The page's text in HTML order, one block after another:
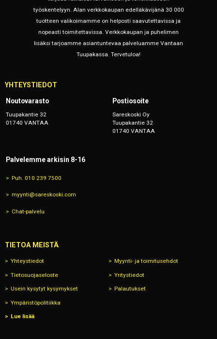
työskentelyyn. Alan verkkokaupan edelläkävijänä 30 000
tuotteen valikoimamme on helposti saavutettavissa ja
nopeasti toimitettavissa. Verkkokaupan ja puhelimen
lisäksi tarjoamme asiantuntevaa palveluamme Vantaan
Tuupakassa. Tervetuloa!
YHTEYSTIEDOT
Noutovarasto
Tuupakantie 32
01740 VANTAA
Postiosoite
Sareskoski Oy
Tuupakantie 32
01740 VANTAA
Palvelemme arkisin 8-16
Puh. 010 239 7500
myynti@sareskoski.com
Chat-palvelu
TIETOA MEISTÄ
Yhteystiedot Myynti- ja toimitusehdot
Tietosuojaseloste Yritystiedot
Usein kysytyt kysymykset Palautukset
Ympäristöpolitiikka
Lue lisää